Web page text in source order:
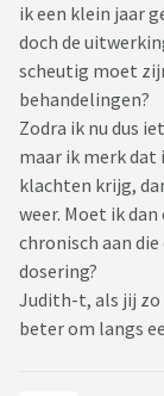
ik een klein jaar
doch de
scheutig moet
behandelingen?
Zodra ik nu dus
maar ik merk dat
klachten krijg,
weer. Moet ik
chronisch aan
dosering?
Judith-t, als jij
beter om langs